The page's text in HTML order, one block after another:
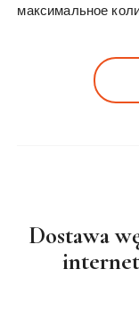
максимальное
Dostawa